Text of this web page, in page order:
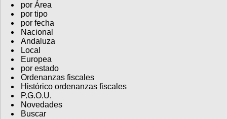
por Área
por tipo
por fecha
Nacional
Andaluza
Local
Europea
por estado
Ordenanzas fiscales
Histórico ordenanzas fiscales
P.G.O.U.
Novedades
Buscar